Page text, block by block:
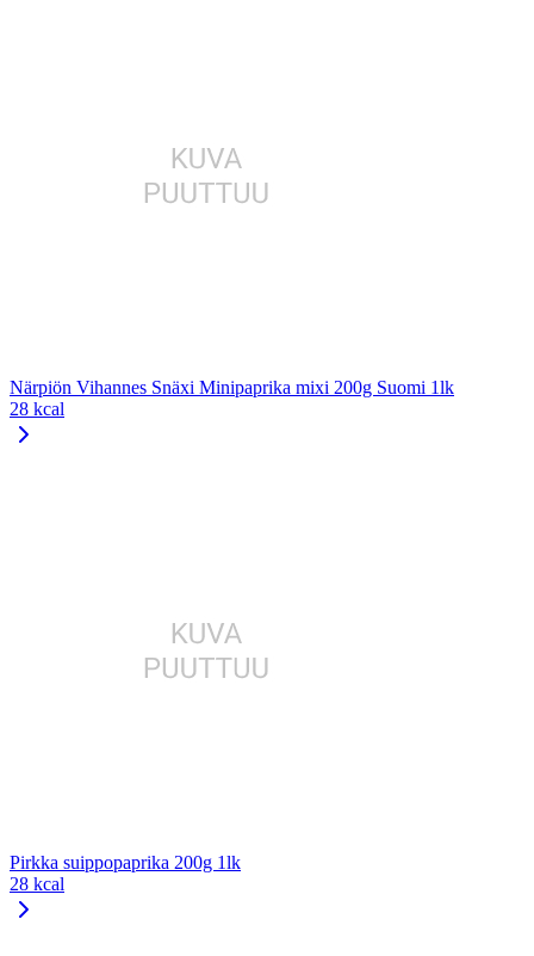
Närpiön Vihannes Snäxi Minipaprika mixi 200g Suomi 1lk
28 kcal
Pirkka suippopaprika 200g 1lk
28 kcal